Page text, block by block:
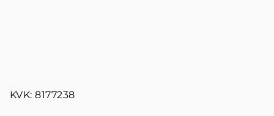
KVK: 8177238
Privacybeleid